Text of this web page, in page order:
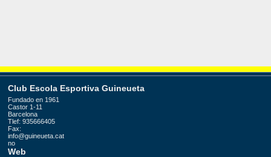
Club Escola Esportiva Guineueta
Fundado en 1961
Castor 1-11
Barcelona
Tlef: 935666405
Fax:
info@guineueta.cat
no
Web